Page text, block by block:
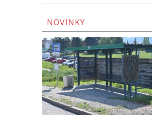
NOVINKY